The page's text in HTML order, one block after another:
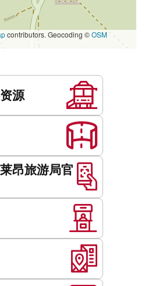
contributors. Geocoding ©OSM
源
昂旅游局官